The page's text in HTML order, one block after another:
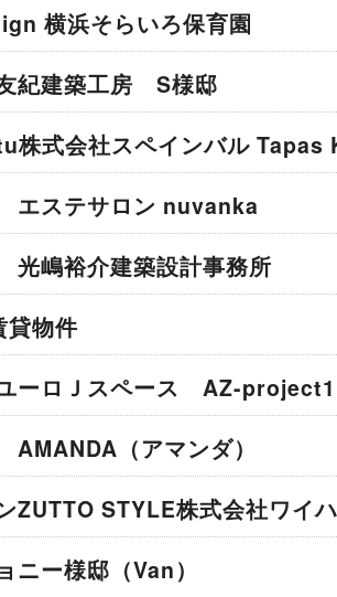
横浜そらいろ保育園
紀建築工房 S様邸
株式会社スペインバル
エステサロン nuvanka
嶋裕介建築設計事務所
物件
ーロＪスペース AZ-project1
（アマンダ）
ZUTTO STYLE株式会社ワイ
ニー様邸（Van）